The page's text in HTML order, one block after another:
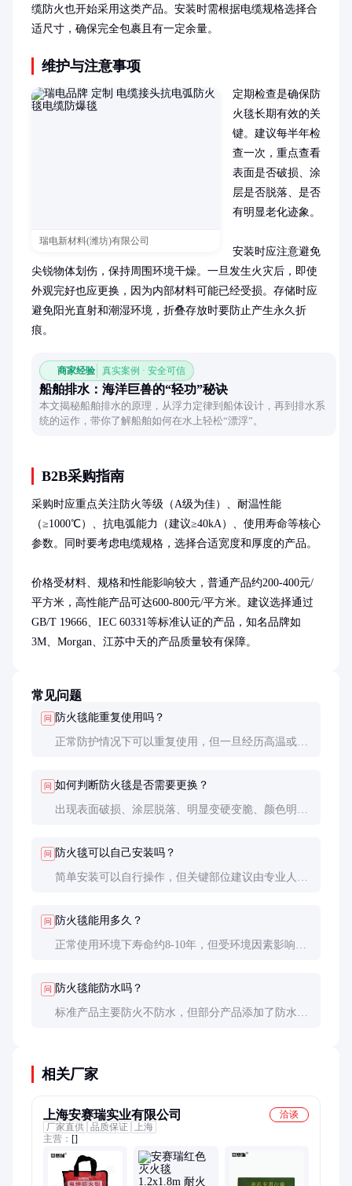
缆防火也开始采用这类产品。安装时需根据电缆规格选择合
适尺寸，确保完全包裹且有一定余量。
维护与注意事项
瑞电新材料(潍坊)有限公司
定期检查是确保防
火毯长期有效的关
键。建议每半年检
查一次，重点查看
表面是否破损、涂
层是否脱落、是否
有明显老化迹象。
安装时应注意避免
尖锐物体划伤，保持周围环境干燥。一旦发生火灾后，即使
外观完好也应更换，因为内部材料可能已经受损。存储时应
避免阳光直射和潮湿环境，折叠存放时要防止产生永久折
痕。
商家经验 真实案例 · 安全可信
船舶排水：海洋巨兽的“轻功”秘诀
本文揭秘船舶排水的原理，从浮力定律到船体设计，再到排水系
统的运作，带你了解船舶如何在水上轻松“漂浮”。
B2B采购指南
采购时应重点关注防火等级（A级为佳）、耐温性能
（≥1000℃）、抗电弧能力（建议≥40kA）、使用寿命等核心
参数。同时要考虑电缆规格，选择合适宽度和厚度的产品。
价格受材料、规格和性能影响较大，普通产品约200-400元/
平方米，高性能产品可达600-800元/平方米。建议选择通过
GB/T 19666、IEC 60331等标准认证的产品，知名品牌如
3M、Morgan、江苏中天的产品质量较有保障。
常见问题
问 防火毯能重复使用吗？
正常防护情况下可以重复使用，但一旦经历高温或电
问 如何判断防火毯是否需要更换？
出现表面破损、涂层脱落、明显变硬变脆、颜色明显
问 防火毯可以自己安装吗？
简单安装可以自行操作，但关键部位建议由专业人员
问 防火毯能用多久？
正常使用环境下寿命约8-10年，但受环境因素影响较
问 防火毯能防水吗？
标准产品主要防火不防水，但部分产品添加了防水涂
相关厂家
上海安赛瑞实业有限公司
洽谈
厂家直供 品质保证
上海
主营： []